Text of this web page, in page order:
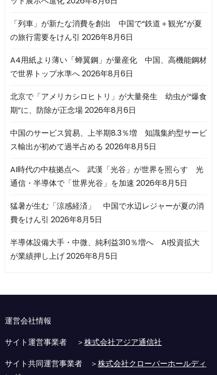
「列車」が新たな消費を創出 中国で“鉄道＋観光”が夏
の旅行需要をけん引 2026年8月6日
A4用紙より薄い「蝉翼鋼」が量産化 中国、高機能鋼材
で世界トップ水準へ2026年8月6日
北京で「アメリカシロヒトリ」が大量発生 幼虫が“爆食
期”に、防除が正念場2026年8月6日
中国のサービス貿易、上半期8.3％増 知識集約型サービ
ス輸出が初めて過半占める 2026年8月5日
AI時代の中核拠点へ 武漢「光谷」が世界を照らす 光
通信・半導体で「世界光谷」を加速 2026年8月5日
猛暑が生む「涼感経済」 中国で水辺レジャーが夏の消
費をけん引 2026年8月5日
半導体設備大手・中微、純利益310％増へ AI投資拡大
が業績押し上げ2026年8月5日
運営会社情報
サイト運営事業者 ＞株式会社アジア通信社
サイト共同運営事業者 ＞株式会社クローバーホールディ